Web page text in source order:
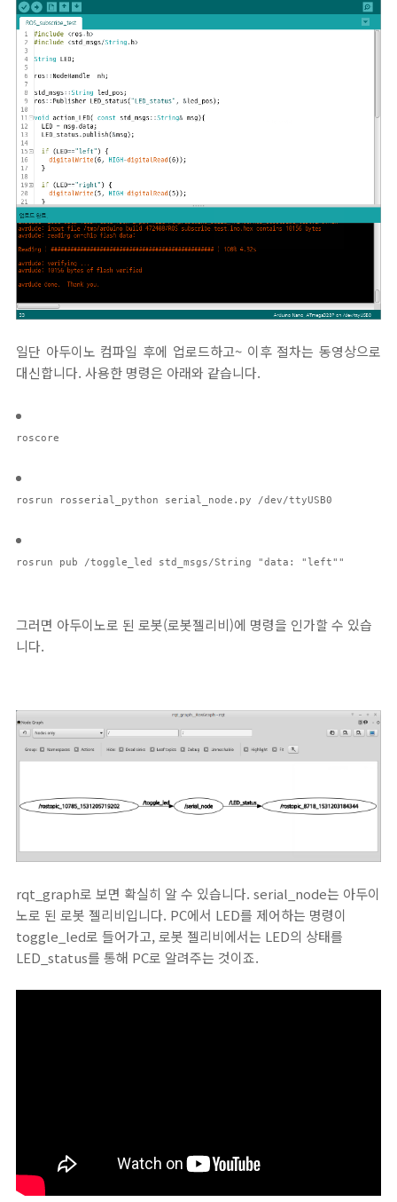
일단 아두이노 컴파일 후에 업로드하고~ 이후 절차는 동영상으로
대신합니다. 사용한 명령은 아래와 같습니다.
roscore
rosrun rosserial_python serial_node.py /dev/ttyUSB0
rosrun pub /toggle_led std_msgs/String "data: "left""
그러면 아두이노로 된 로봇(로봇젤리비)에 명령을 인가할 수 있습
니다.
rqt_graph로 보면 확실히 알 수 있습니다. serial_node는 아두이
노로 된 로봇 젤리비입니다. PC에서 LED를 제어하는 명령이
toggle_led로 들어가고, 로봇 젤리비에서는 LED의 상태를
LED_status를 통해 PC로 알려주는 것이죠.